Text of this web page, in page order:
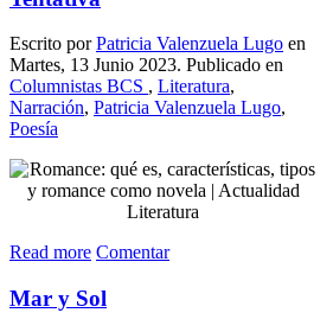
Escrito porPatricia Valenzuela Lugo en
Martes, 13 Junio 2023. Publicado en
Columnistas BCS , Literatura,
Narración, Patricia Valenzuela Lugo,
Poesía
Read more Comentar
Mar y Sol